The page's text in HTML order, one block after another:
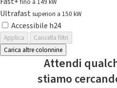
Ultrafast superiori a 150 kW
Accessibile h24
Applica
Cancella filtri
Carica altre colonnine
Attendi
stiamo